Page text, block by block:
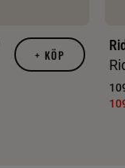
+ KÖP